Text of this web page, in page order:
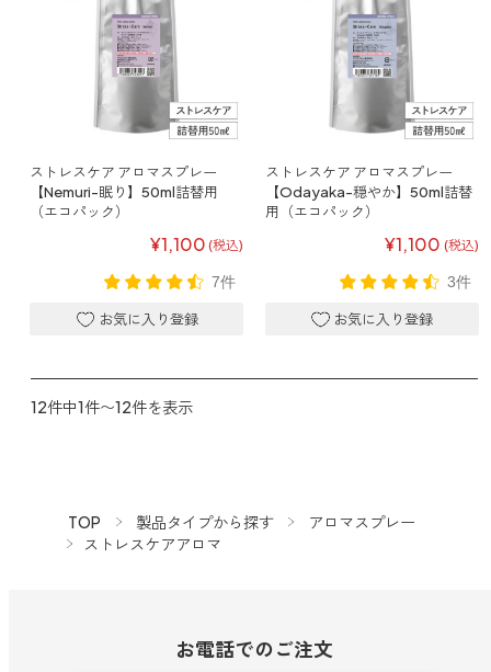
forクリーン
ストレスケア アロマスプレー
【Nemuri-眠り】50ml詰替用
（エコパック）
¥1,100 (税込)
7件
ストレスケア アロマスプレー
【Odayaka-穏やか】50ml詰替
用（エコパック）
¥1,100 (税込)
3件
12件中1件〜12件を表示
TOP 製品タイプから探す
アロマスプレー
ストレスケアアロマ
お電話でのご注文